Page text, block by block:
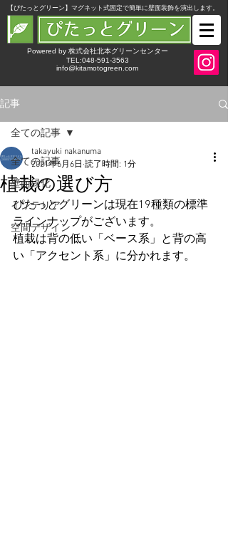
​【ぴたっとグリーン】マグネット式固定で簡単に壁面装飾を演出します。
Powered by 株式会社北本グリーンセンター
TEL:048-591-3563
info@kitamotogreen.com
記事
全ての記事
壁面緑化
インテリア
空間デザイン
全ての記事
植栽の選び方
takayuki nakanuma
2021年6月6日 読了時間: 1分
ぴたっとグリーンは現在19種類の標準
ラインナップがございます。
植栽は背の低い「ベース系」と背の高
い「アクセント系」に分かれます。